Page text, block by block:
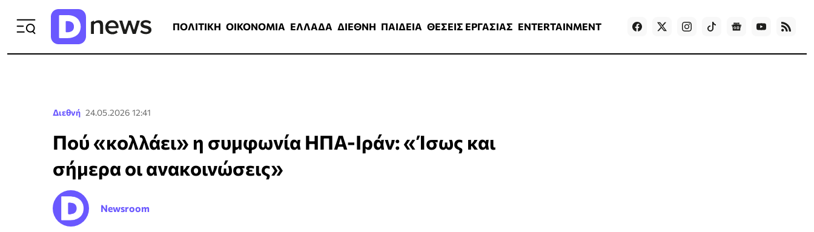
ΠΟΛΙΤΙΚΗ ΟΙΚΟΝΟΜΙΑ ΕΛΛΑΔΑ ΔΙΕΘΝΗ ΠΑΙΔΕΙΑ ΘΕΣΕΙΣ ΕΡΓΑΣΙΑΣ ENTERTAINMENT Games
Διεθνή 24.05.2026 12:41
Πού «κολλάει» η συμφωνία ΗΠΑ-Ιράν: «Ίσως και
σήμερα οι ανακοινώσεις»
Newsroom